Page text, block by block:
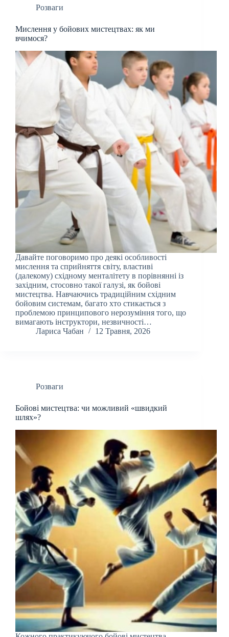
Розваги
Мислення у бойових мистецтвах: як ми
вчимося?
Давайте поговоримо про деякі особливості
мислення та сприйняття світу, властиві
(далекому) східному менталітету в порівнянні із
західним, стосовно такої галузі, як бойові
мистецтва. Навчаючись традиційним східним
бойовим системам, багато хто стикається з
проблемою принципового нерозуміння того, що
вимагають інструктори, незвичності…
Лариса Чабан
12 Травня, 2026
Розваги
Бойові мистецтва: чи можливий «швидкий
шлях»?